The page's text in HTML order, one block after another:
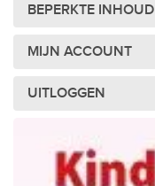
BEPERKTE INHOUD
MIJN ACCOUNT
UITLOGGEN